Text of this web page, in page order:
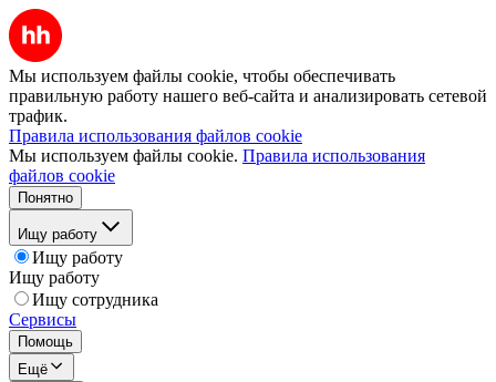
Мы используем файлы cookie, чтобы обеспечивать
правильную работу нашего веб-сайта и анализировать сетевой
трафик.
Правила использования файлов cookie
Мы используем файлы cookie. Правила использования
файлов cookie
Понятно
Ищу работу
Ищу работу
Ищу работу
Ищу сотрудника
Сервисы
Помощь
Ещё